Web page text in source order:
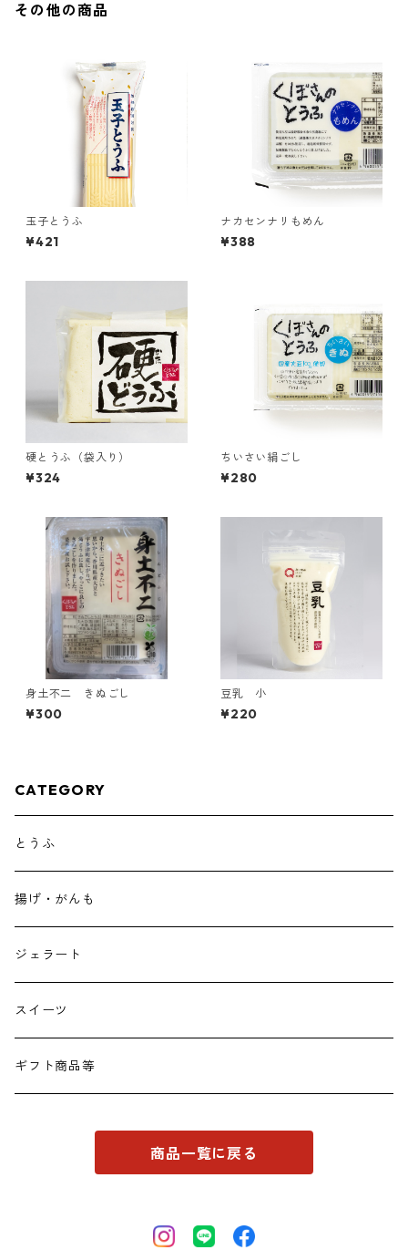
その他の商品
玉子とうふ
¥421
ナカセンナリもめん
¥388
硬とうふ（袋入り）
¥324
ちいさい絹ごし
¥280
身土不二 きぬごし
¥300
豆乳 小
¥220
CATEGORY
とうふ
揚げ・がんも
ジェラート
スイーツ
ギフト商品等
商品一覧に戻る